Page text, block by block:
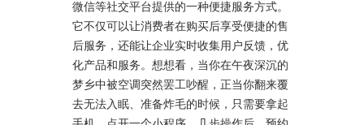
微信等社交平台提供的一种便捷服务方式。
它不仅可以让消费者在购买后享受便捷的售
后服务，还能让企业实时收集用户反馈，优
化产品和服务。想想看，当你在午夜深沉的
梦乡中被空调突然罢工吵醒，正当你翻来覆
去无法入眠、准备炸毛的时候，只需要拿起